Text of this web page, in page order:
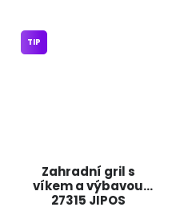
Zahradní gril s
víkem a výbavou
27315 JIPOS
TIP